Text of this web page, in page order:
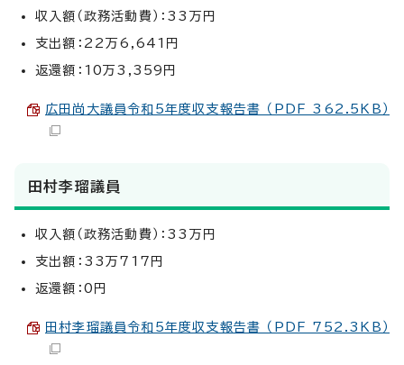
収入額（政務活動費）：33万円
支出額：22万6,641円
返還額：10万3,359円
広田尚大議員令和5年度収支報告書 （PDF 362.5KB）
田村李瑠議員
収入額（政務活動費）：33万円
支出額：33万717円
返還額：0円
田村李瑠議員令和5年度収支報告書 （PDF 752.3KB）